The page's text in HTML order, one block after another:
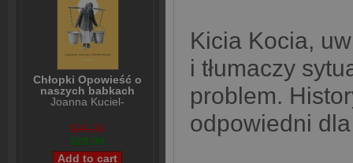
Chłopki Opowieść o
naszych babkach
Joanna Kuciel-
$36,38
$28,98
Kicia Kocia,
i tłumaczy
problem.
odpowiedni